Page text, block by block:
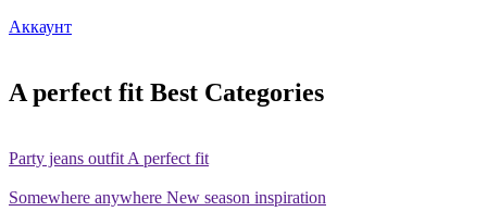
Аккаунт
A perfect fit Best Categories
Party jeans outfit A perfect fit
Somewhere anywhere New season inspiration